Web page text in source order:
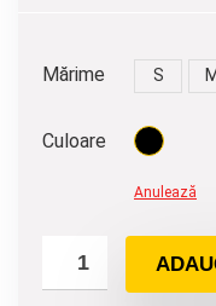
Mărime S M
Culoare
Anulează